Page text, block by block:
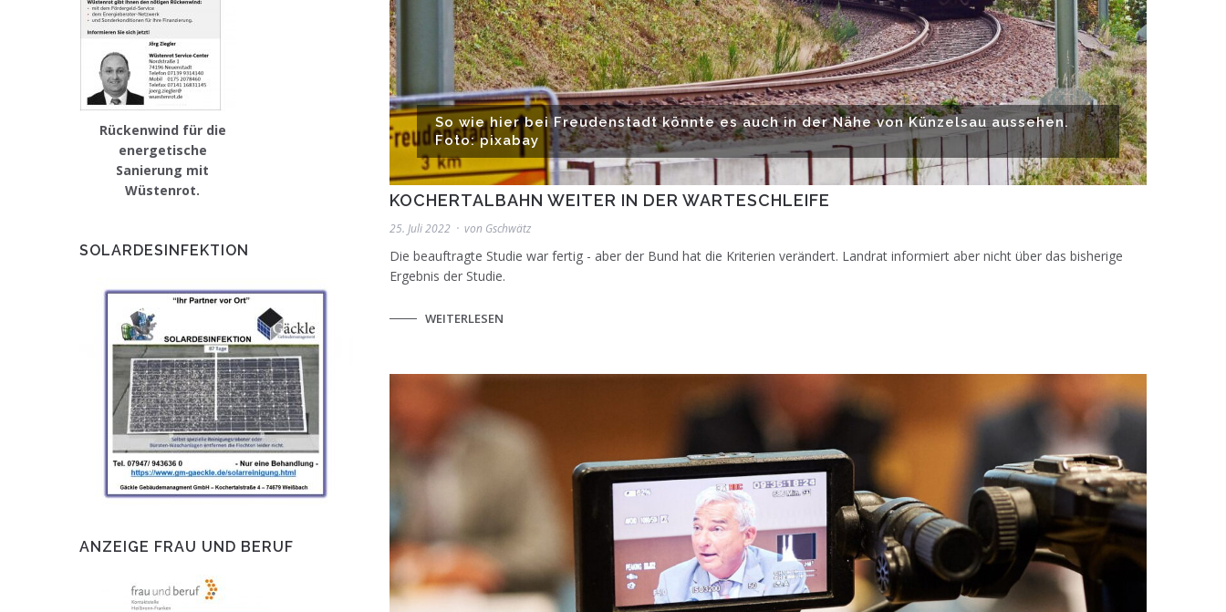
So wie hier bei Freudenstadt könnte es auch in der Nähe von Künzelsau aussehen.
Foto: pixabay
KOCHERTALBAHN WEITER IN DER WARTESCHLEIFE
25. Juli 2022 von Gschwätz
Die beauftragte Studie war fertig - aber der Bund hat die Kriterien verändert. Landrat informiert aber nicht über das bisherige
Ergebnis der Studie.
WEITERLESEN
Rückenwind für die
energetische
Sanierung mit
Wüstenrot.
SOLARDESINFEKTION
ANZEIGE FRAU UND BERUF